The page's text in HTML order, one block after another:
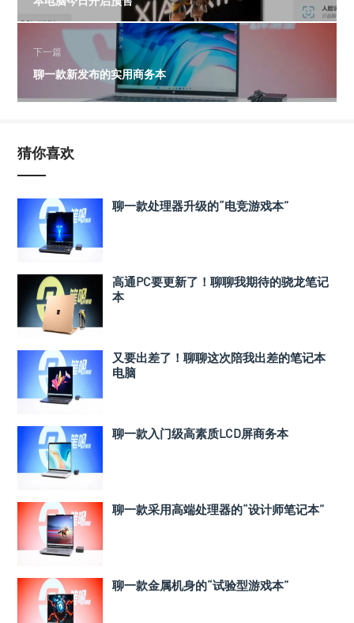
下一篇
聊一款新发布的实用商务本
猜你喜欢
聊一款处理器升级的“电竞游戏本”
高通PC要更新了！聊聊我期待的骁龙笔记
本
又要出差了！聊聊这次陪我出差的笔记本
电脑
聊一款入门级高素质LCD屏商务本
聊一款采用高端处理器的“设计师笔记本”
聊一款金属机身的“试验型游戏本”